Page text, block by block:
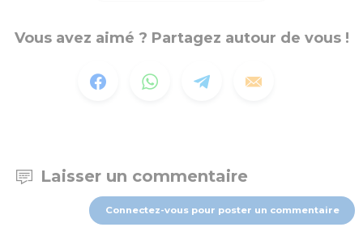
Vous avez aimé ? Partagez autour de vous !
Laisser un commentaire
Connectez-vous pour poster un commentaire